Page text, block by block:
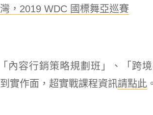
，2019 WDC 國標舞亞巡賽
內容行銷策略規劃班」、「跨
實作面，超實戰課程資訊請點此。